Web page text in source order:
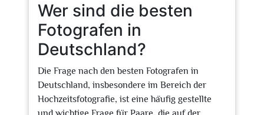
Wer sind die besten
Fotografen in
Deutschland?
Die Frage nach den besten Fotografen in
Deutschland, insbesondere im Bereich der
Hochzeitsfotografie, ist eine häufig gestellte